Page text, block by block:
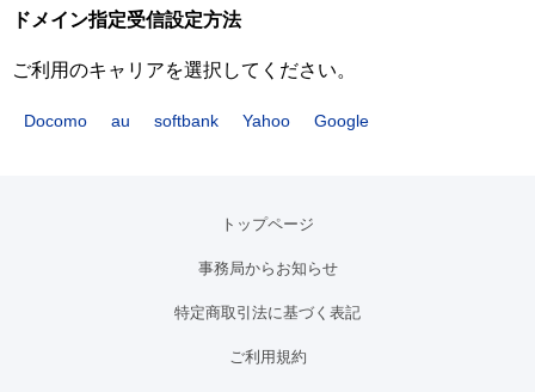
ドメイン指定受信設定方法
ご利用のキャリアを選択してください。
Docomo au softbank Yahoo Google
トップページ
事務局からお知らせ
特定商取引法に基づく表記
ご利用規約